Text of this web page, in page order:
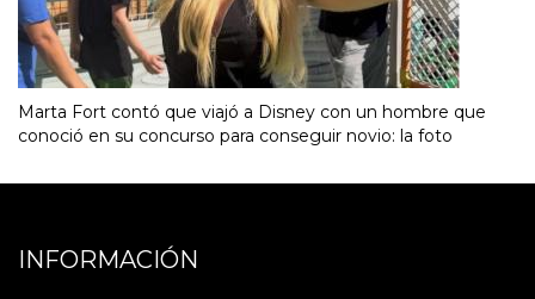
Marta Fort contó que viajó a Disney con un hombre que
conoció en su concurso para conseguir novio: la foto
INFORMACIÓN